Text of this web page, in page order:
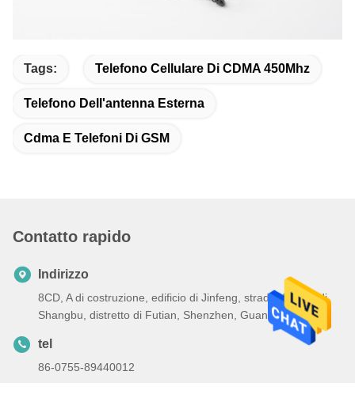
Tags: Telefono Cellulare Di CDMA 450Mhz
Telefono Dell'antenna Esterna
Cdma E Telefoni Di GSM
Contatto rapido
Indirizzo
8CD, A di costruzione, edificio di Jinfeng, strada del sud di
Shangbu, distretto di Futian, Shenzhen, Guangdong
tel
86-0755-89440012